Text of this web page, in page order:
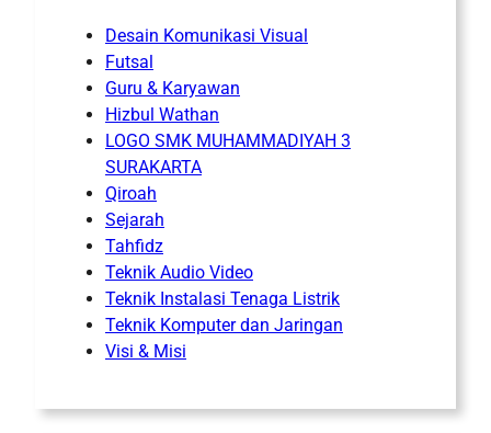
Desain Komunikasi Visual
Futsal
Guru & Karyawan
Hizbul Wathan
LOGO SMK MUHAMMADIYAH 3
SURAKARTA
Qiroah
Sejarah
Tahfidz
Teknik Audio Video
Teknik Instalasi Tenaga Listrik
Teknik Komputer dan Jaringan
Visi & Misi